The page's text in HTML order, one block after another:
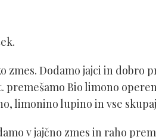
zmes. Dodamo jajci in dobro
Bio limono
limonino lupino in vse
v jajčno zmes in raho